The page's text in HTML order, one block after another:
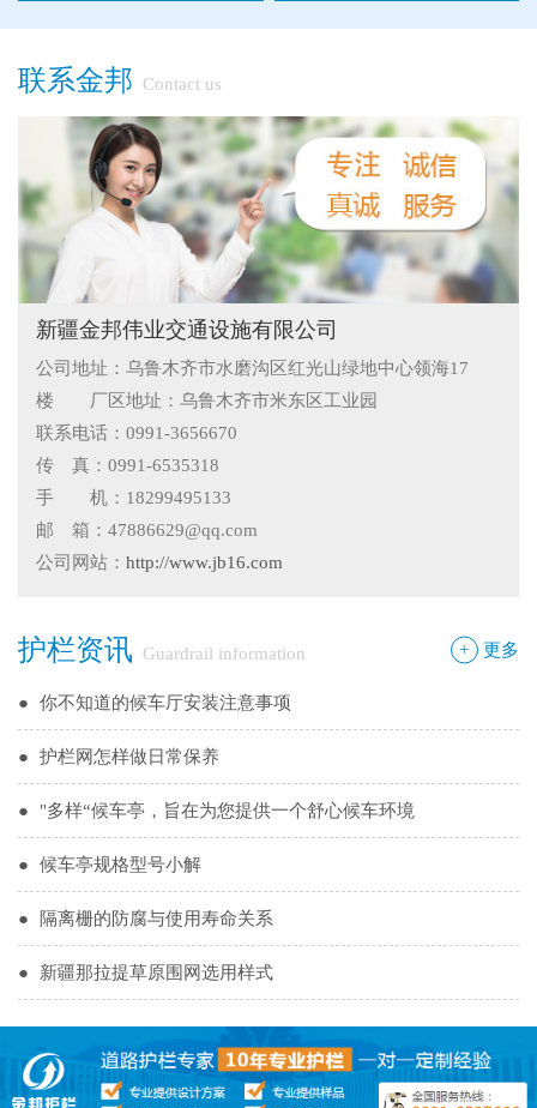
联系金邦 Contact us
新疆金邦伟业交通设施有限公司
公司地址：乌鲁木齐市水磨沟区红光山绿地中心领海17
楼 厂区地址：乌鲁木齐市米东区工业园
联系电话：0991-3656670
传 真：0991-6535318
手 机：18299495133
邮 箱：47886629@qq.com
公司网站： http://www.jb16.com
+ 更多
护栏资讯 Guardrail information
"多样“候车亭，旨在为您提供一个舒心候车环境
候车亭规格型号小解
隔离栅的防腐与使用寿命关系
新疆那拉提草原围网选用样式
怎么在新疆护栏厂家里购买到好的热镀锌管围栏——新疆金
邦护栏告诉您
乌鲁木齐铁艺围栏哪家有，金邦伟业交通设施有限公司供应
● 护栏在我们生活中的作用
● 你不知道的候车厅安装注意事项
● 护栏网怎样做日常保养
● "多样“候车亭，旨在为您提供一个舒心候车环境
● 候车亭规格型号小解
● 隔离栅的防腐与使用寿命关系
● 新疆那拉提草原围网选用样式
● 怎么在新疆护栏厂家里购买到好的热镀锌管围栏——新疆金
邦护栏告诉您
● 乌鲁木齐铁艺围栏哪家有，金邦伟业交通设施有限公司供应